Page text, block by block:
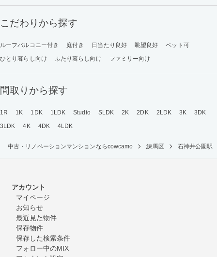
こだわりから探す
ルーフバルコニー付き 庭付き 日当たり良好 眺望良好
ペット可
ひとり暮らし向け
ふたり暮らし向け ファミリー向け
間取りから探す
1R 1K 1DK 1LDK Studio SLDK 2K 2DK 2LDK 3K
3DK
3LDK
4K 4DK 4LDK
中古・リノベーションマンションならcowcamo 練馬区 石神井公園駅
アカウント
マイページ
お知らせ
最近見た物件
保存物件
保存した検索条件
フォロー中のMIX